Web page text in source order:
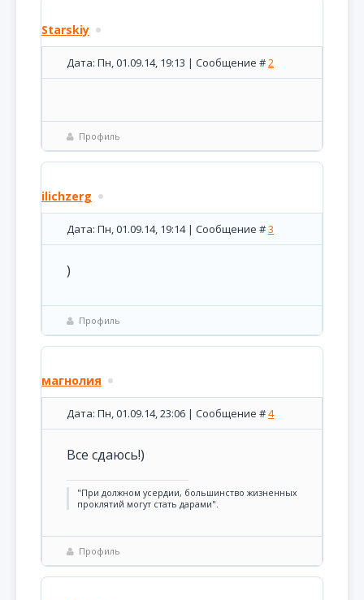
Starskiy
Дата: Пн, 01.09.14, 19:13 | Сообщение #2
Профиль
ilichzerg
Дата: Пн, 01.09.14, 19:14 | Сообщение #3
)
Профиль
магнолия
Дата: Пн, 01.09.14, 23:06 | Сообщение #4
Все сдаюсь!)
"При должном усердии, большинство жизненных
проклятий могут стать дарами".
Профиль